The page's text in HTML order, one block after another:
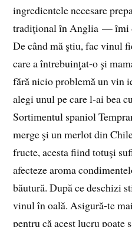
ingredientele necesare
tradiţional în Anglia — îmi
De când mă ştiu, fac vinul
care a întrebuinţat‑o şi
fără nicio problemă un vin
alegi unul pe care l‑ai bea
Sortimentul spaniol
merge şi un merlot din
fructe, acesta fiind totuşi
afecteze aroma
băutură. După ce deschizi
vinul în oală. Asigură‑te
pentru că acest lucru poate